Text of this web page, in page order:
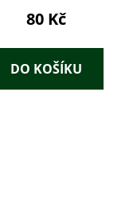
80 Kč
DO KOŠÍKU